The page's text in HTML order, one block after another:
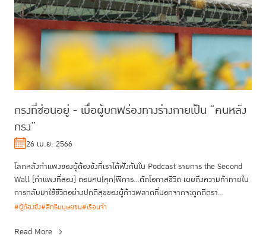
กรงที่ซ่อนอยู่ - เมื่อผู้บกพร่องทางร่างกายเป็น “คนหลัง
กรง”
26 เม.ย. 2566
โลกหลังกำแพงของผู้ต้องขังที่เราได้ฟังกันใน Podcast รายการ the Second
Wall [กำแพงที่สอง] ตอนคน(คุก)พิการ...ตัดโอกาสชีวิต เผยถึงความท้าทายใน
การกลับมาใช้ชีวิตอย่างปกติสุขของผู้ก้าวพลาดที่นอกจากจะถูกตีตรา...
#ผู้ต้องขัง#สิทธิมนุษยชน#เรือนจำ
Read More